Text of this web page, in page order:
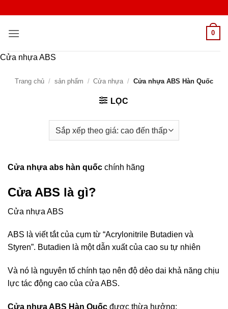
nội
0
Cửa nhựa ABS
Trang chủ / sản phẩm / Cửa nhựa / Cửa nhựa ABS Hàn Quốc
LỌC
Cửa nhựa abs hàn quốc chính hãng
Cửa ABS là gì?
Cửa nhựa ABS
ABS là viết tắt của cụm từ “Acrylonitrile Butadien và
Styren”. Butadien là một dẫn xuất của cao su tự nhiên
Và nó là nguyên tố chính tạo nên độ dẻo dai khả năng chịu
lực tác động cao của cửa ABS.
Cửa nhựa ABS Hàn Quốc được thừa hưởng: